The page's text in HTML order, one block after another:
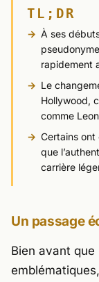
TL;DR
À ses
rapidement
Le
Hollywood,
comme
Certains ont
que
carrière
Un passage
Bien avant que